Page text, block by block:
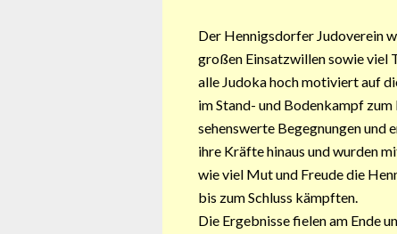
Der Hennigsdorfer Judoverein
großen Einsatzwillen sowie viel
alle Judoka hoch motiviert auf
im Stand- und Bodenkampf
sehenswerte Begegnungen und
ihre Kräfte hinaus und wurden
wie viel Mut und Freude die
bis zum Schluss kämpften.
Die Ergebnisse fielen am Ende